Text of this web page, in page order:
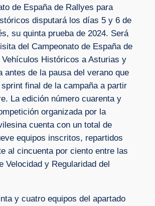
de España de Rallyes para
disputará los días 5 y 6 de
su quinta prueba de 2024. Será
del Campeonato de España de
Históricos a Asturias y
antes de la pausa del verano que
final de la campaña a partir
La edición número cuarenta y
organizada por la
cuenta con un total de
equipos inscritos, repartidos
al cincuenta por ciento entre las
Velocidad y Regularidad del
y cuatro equipos del apartado